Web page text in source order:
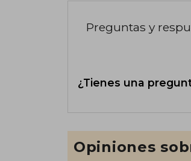
Preguntas y
¿Tienes una
Opiniones